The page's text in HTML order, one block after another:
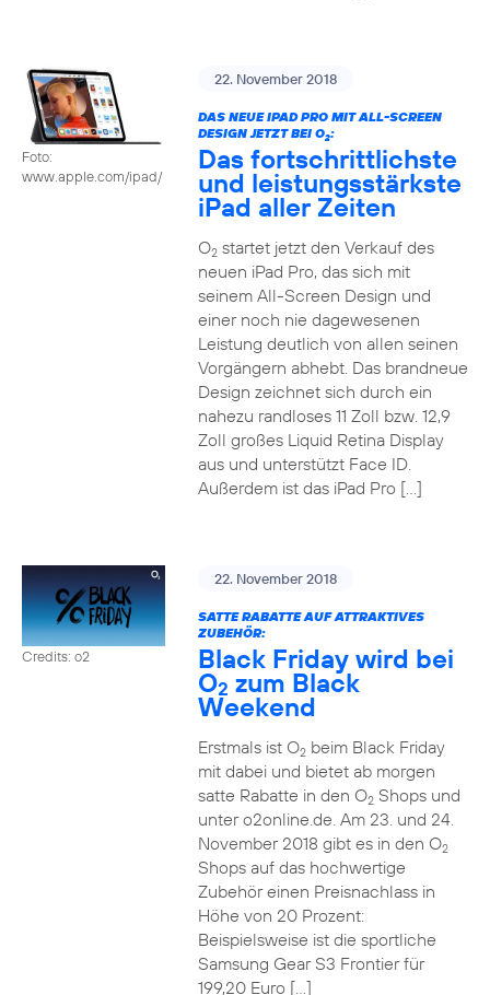
Foto:
www.apple.com/ipad/
22. November 2018
DAS NEUE IPAD PRO MIT ALL-SCREEN
DESIGN JETZT BEI O2:
Das fortschrittlichste
und leistungsstärkste
iPad aller Zeiten
O2startet jetzt den Verkauf des
neuen iPad Pro, das sich mit
seinem All-Screen Design und
einer noch nie dagewesenen
Leistung deutlich von allen seinen
Vorgängern abhebt. Das brandneue
Design zeichnet sich durch ein
nahezu randloses 11 Zoll bzw. 12,9
Zoll großes Liquid Retina Display
aus und unterstützt Face ID.
Außerdem ist das iPad Pro […]
Credits: o2
22. November 2018
SATTE RABATTE AUF ATTRAKTIVES
ZUBEHÖR:
Black Friday wird bei
O2 zum Black
Weekend
Erstmals ist O2beim Black Friday
mit dabei und bietet ab morgen
satte Rabatte in den O2Shops und
unter o2online.de. Am 23. und 24.
November 2018 gibt es in den O2
Shops auf das hochwertige
Zubehör einen Preisnachlass in
Höhe von 20 Prozent:
Beispielsweise ist die sportliche
Samsung Gear S3 Frontier für
199,20 Euro […]